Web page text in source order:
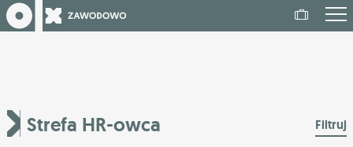
Strefa HR-owca Filtruj